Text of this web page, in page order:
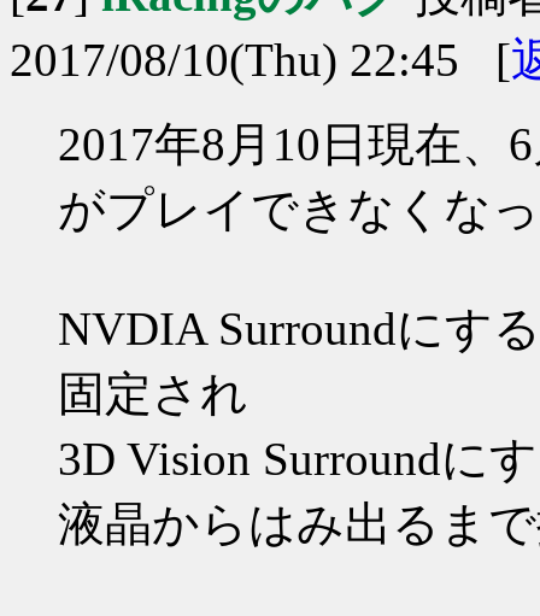
2017/08/10(Thu) 22:45 [
2017年8月10日現在、
がプレイできなくな
NVDIA Surroundにす
固定され
3D Vision Surroundに
液晶からはみ出るま